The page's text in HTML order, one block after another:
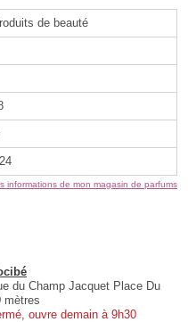
de beauté
informations de mon magasin de parfums
du Champ Jacquet Place Du
mètres
ouvre demain à 9h30